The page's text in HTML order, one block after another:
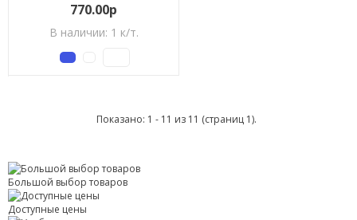
770.00р
В наличии: 1 к/т.
Показано: 1 - 11 из 11 (страниц 1).
Большой выбор товаров
Доступные цены